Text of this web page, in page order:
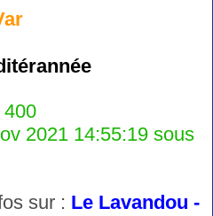
400
2021 14:55:19 sous
sur : Le Lavandou -